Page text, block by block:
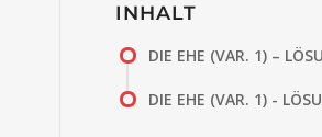
INHALT
DIE EHE (VAR. 1) –
DIE EHE (VAR. 1) -